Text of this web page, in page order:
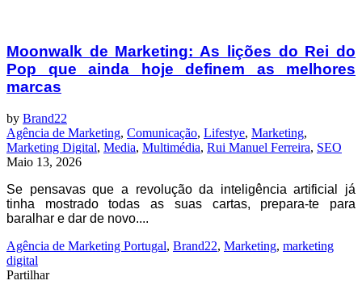
Moonwalk de Marketing: As lições do Rei do
Pop que ainda hoje definem as melhores
marcas
by Brand22
Agência de Marketing, Comunicação, Lifestye, Marketing,
Marketing Digital, Media, Multimédia, Rui Manuel Ferreira, SEO
Maio 13, 2026
Se pensavas que a revolução da inteligência artificial já
tinha mostrado todas as suas cartas, prepara-te para
baralhar e dar de novo....
Agência de Marketing Portugal, Brand22, Marketing, marketing
digital
Partilhar